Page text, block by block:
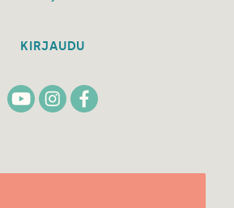
KIRJAUDU